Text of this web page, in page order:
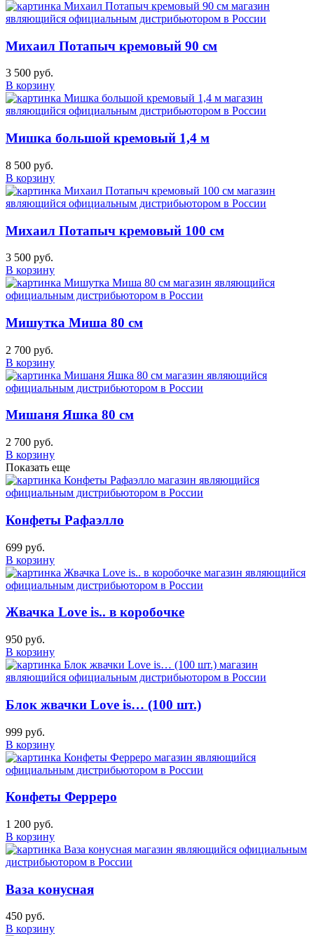
Михаил Потапыч кремовый 90 см
3 500 руб.
В корзину
Мишка большой кремовый 1,4 м
8 500 руб.
В корзину
Михаил Потапыч кремовый 100 см
3 500 руб.
В корзину
Мишутка Миша 80 см
2 700 руб.
В корзину
Мишаня Яшка 80 см
2 700 руб.
В корзину
Показать еще
Конфеты Рафаэлло
699 руб.
В корзину
Жвачка Love is.. в коробочке
950 руб.
В корзину
Блок жвачки Love is… (100 шт.)
999 руб.
В корзину
Конфеты Ферреро
1 200 руб.
В корзину
Ваза конусная
450 руб.
В корзину